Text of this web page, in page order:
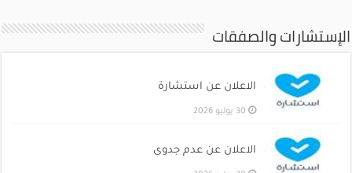
الإستشارات والصفقات
الاعلان عن استشارة
30 يوليو 2026
الاعلان عن عدم جدوى